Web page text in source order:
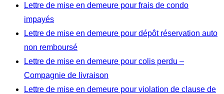
Lettre de mise en demeure pour frais de condo
impayés
Lettre de mise en demeure pour dépôt réservation auto
non remboursé
Lettre de mise en demeure pour colis perdu –
Compagnie de livraison
Lettre de mise en demeure pour violation de clause de